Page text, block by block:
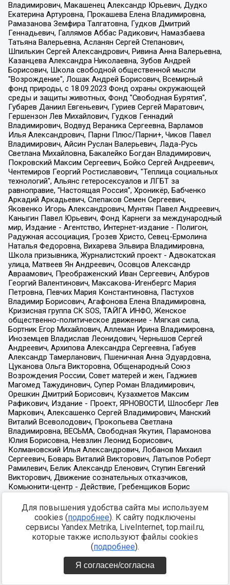
Для повышения удобства сайта мы используем
cookies (подробнее). К сайту подключены
сервисы Yandex.Metrika, LiveInternet, top.mail.ru,
которые также используют файлы cookies
(подробнее).
Я согласен/согласна